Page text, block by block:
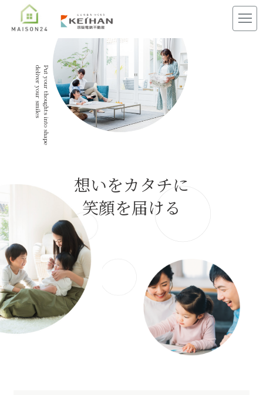
想いをカタチに
笑顔を届ける
Put your thoughts into shape
deliver your smiles